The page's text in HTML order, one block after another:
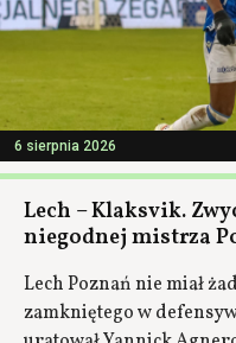
6 sierpnia 2026
Lech – Klaksvik.
niegodnej mistrza
Lech Poznań nie miał
zamkniętego w